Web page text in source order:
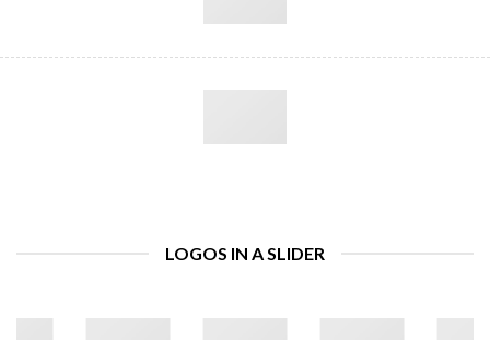
LOGOS IN A SLIDER